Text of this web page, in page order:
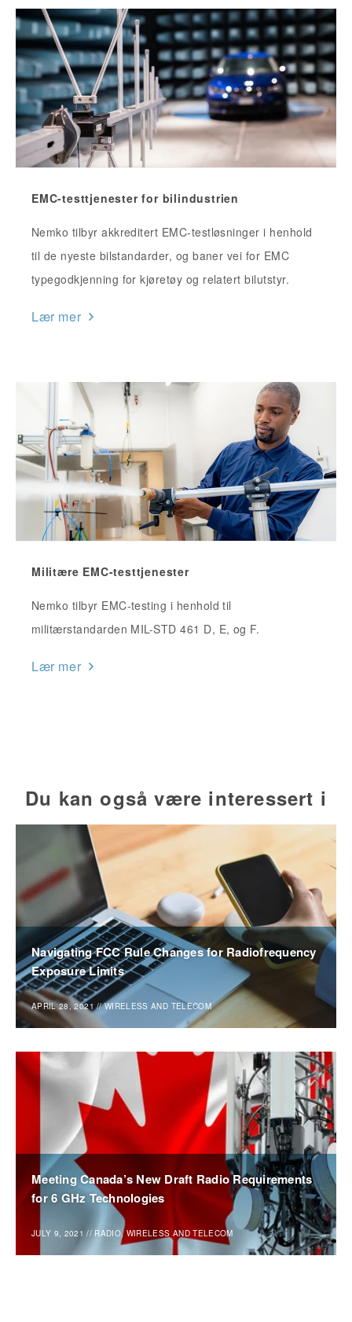
EMC-testtjenester for bilindustrien
Nemko tilbyr akkreditert EMC-testløsninger i henhold
til de nyeste bilstandarder, og baner vei for EMC
typegodkjenning for kjøretøy og relatert bilutstyr.
Lær mer
Militære EMC-testtjenester
Nemko tilbyr EMC-testing i henhold til
militærstandarden MIL-STD 461 D, E, og F.
Lær mer
Du kan også være interessert i
Navigating FCC Rule Changes for Radiofrequency
Exposure Limits
APRIL 28, 2021 //WIRELESS AND TELECOM
Meeting Canada’s New Draft Radio Requirements
for 6 GHz Technologies
JULY 9, 2021 // RADIO, WIRELESS AND TELECOM